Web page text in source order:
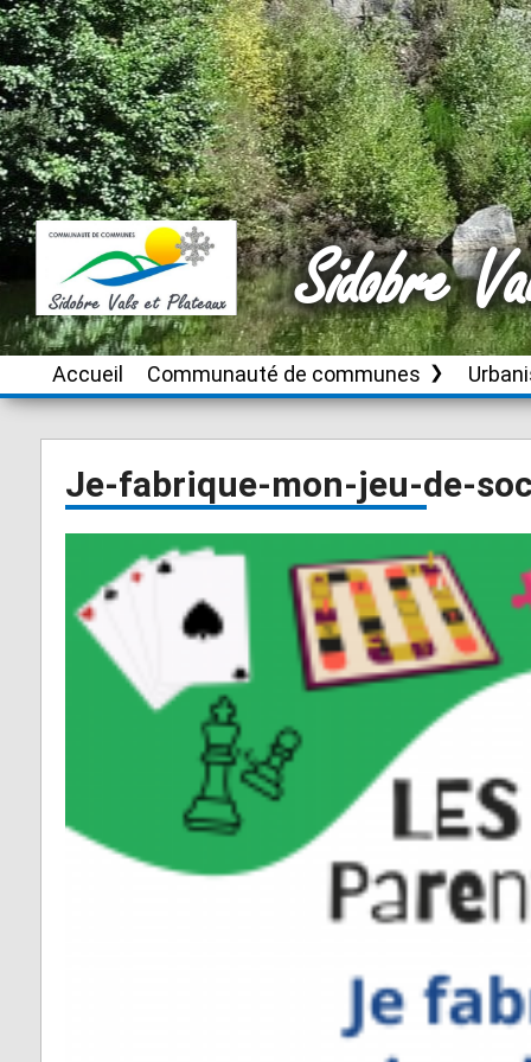
Sidobre
Accueil Communauté de communes
Le territoire Brassac
Cambounès
Fontrieu
Lacrouzette
Lacaze
Lasfaillades
Le Bez
Le Masnau-
Montfa
Roquecourbe
Saint-Germier
Saint-Pierre de
communauté
Appels d’offres
Plan
risques
pour
Je-fabrique-mon-jeu-de-